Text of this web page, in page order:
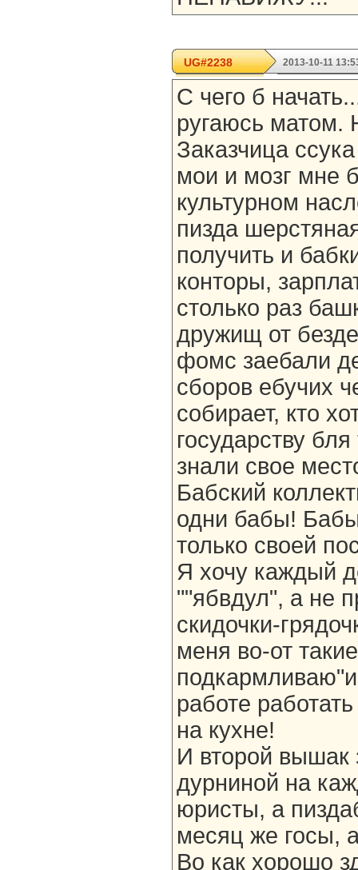
UG#2238 2013-10-11
С чего б
ругаюсь матом.
Заказчица
мои и мозг мне
культурном
пизда
получить и
конторы,
столько раз
дружищ от
фомс заебали
сборов ебучих
собирает, кто
государству
знали свое
Бабский
одни бабы!
только своей
Я хочу каждый
""ябвдул", а не
скидочки-
меня во-от
работе
на кухне!
И второй вышак
дурниной на
юристы, а
месяц же госы,
Во как хорошо